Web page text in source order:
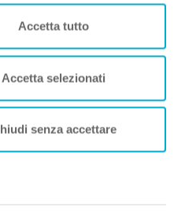
Accetta tutto
Accetta selezionati
senza accettare